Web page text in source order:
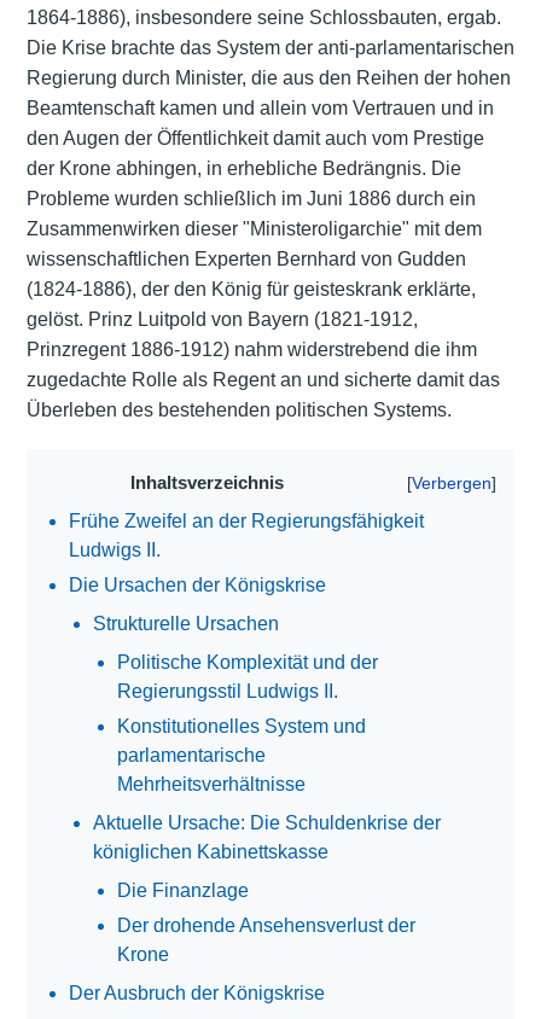
1864-1886), insbesondere seine Schlossbauten, ergab.
Die Krise brachte das System der anti-parlamentarischen
Regierung durch Minister, die aus den Reihen der hohen
Beamtenschaft kamen und allein vom Vertrauen und in
den Augen der Öffentlichkeit damit auch vom Prestige
der Krone abhingen, in erhebliche Bedrängnis. Die
Probleme wurden schließlich im Juni 1886 durch ein
Zusammenwirken dieser "Ministeroligarchie" mit dem
wissenschaftlichen Experten Bernhard von Gudden
(1824-1886), der den König für geisteskrank erklärte,
gelöst. Prinz Luitpold von Bayern (1821-1912,
Prinzregent 1886-1912) nahm widerstrebend die ihm
zugedachte Rolle als Regent an und sicherte damit das
Überleben des bestehenden politischen Systems.
Inhaltsverzeichnis
Frühe Zweifel an der Regierungsfähigkeit
Ludwigs II.
Die Ursachen der Königskrise
Strukturelle Ursachen
Politische Komplexität und der
Regierungsstil Ludwigs II.
Konstitutionelles System und
parlamentarische
Mehrheitsverhältnisse
Aktuelle Ursache: Die Schuldenkrise der
königlichen Kabinettskasse
Die Finanzlage
Der drohende Ansehensverlust der
Krone
Der Ausbruch der Königskrise